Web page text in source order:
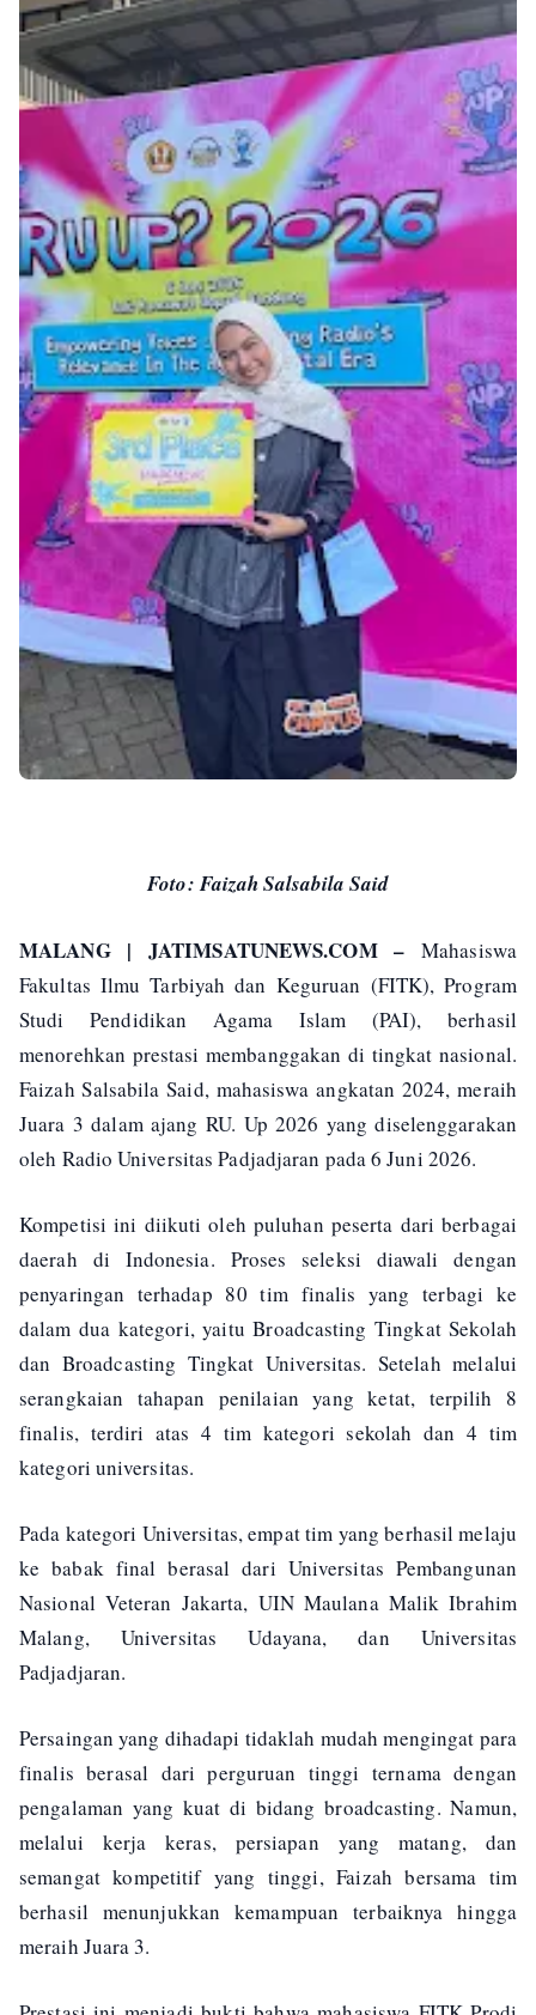
Foto: Faizah Salsabila Said
MALANG | JATIMSATUNEWS.COM –Mahasiswa
Fakultas Ilmu Tarbiyah dan Keguruan (FITK), Program
Studi Pendidikan Agama Islam (PAI), berhasil
menorehkan prestasi membanggakan di tingkat nasional.
Faizah Salsabila Said, mahasiswa angkatan 2024, meraih
Juara 3 dalam ajang RU. Up 2026 yang diselenggarakan
oleh Radio Universitas Padjadjaran pada 6 Juni 2026.
Kompetisi ini diikuti oleh puluhan peserta dari berbagai
daerah di Indonesia. Proses seleksi diawali dengan
penyaringan terhadap 80 tim finalis yang terbagi ke
dalam dua kategori, yaitu Broadcasting Tingkat Sekolah
dan Broadcasting Tingkat Universitas. Setelah melalui
serangkaian tahapan penilaian yang ketat, terpilih 8
finalis, terdiri atas 4 tim kategori sekolah dan 4 tim
kategori universitas.
Pada kategori Universitas, empat tim yang berhasil melaju
ke babak final berasal dari Universitas Pembangunan
Nasional Veteran Jakarta, UIN Maulana Malik Ibrahim
Malang, Universitas Udayana, dan Universitas
Padjadjaran.
Persaingan yang dihadapi tidaklah mudah mengingat para
finalis berasal dari perguruan tinggi ternama dengan
pengalaman yang kuat di bidang broadcasting. Namun,
melalui kerja keras, persiapan yang matang, dan
semangat kompetitif yang tinggi, Faizah bersama tim
berhasil menunjukkan kemampuan terbaiknya hingga
meraih Juara 3.